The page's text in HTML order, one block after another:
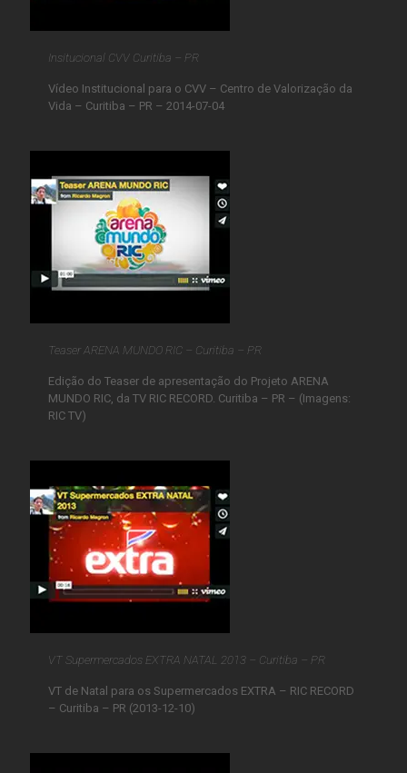
Insitucional CVV Curitiba – PR
Vídeo Institucional para o CVV – Centro de Valorização da
Vida – Curitiba – PR – 2014-07-04
Teaser ARENA MUNDO RIC – Curitiba – PR
Edição do Teaser de apresentação do Projeto ARENA
MUNDO RIC, da TV RIC RECORD. Curitiba – PR – (Imagens:
RIC TV)
VT Supermercados EXTRA NATAL 2013 – Curitiba – PR
VT de Natal para os Supermercados EXTRA – RIC RECORD
– Curitiba – PR (2013-12-10)